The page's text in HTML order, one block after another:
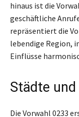
hinaus ist die
geschäftliche
repräsentiert die
lebendige Region,
Einflüsse
Städte
Die Vorwahl 0233